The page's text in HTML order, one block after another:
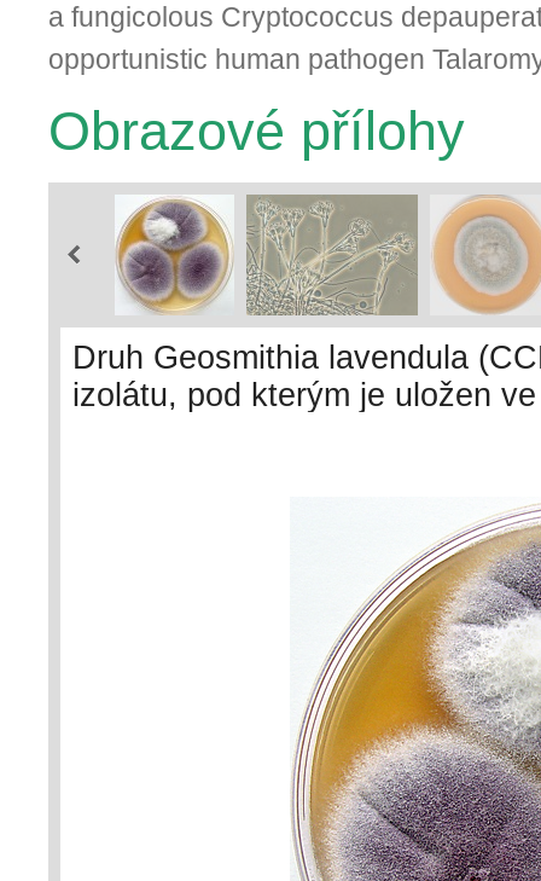
a fungicolous Cryptococ­cus
opportunistic hu­man pathogen
Obrazové přílohy
Druh Geosmithia lavendula
izolátu, pod kterým je uložen